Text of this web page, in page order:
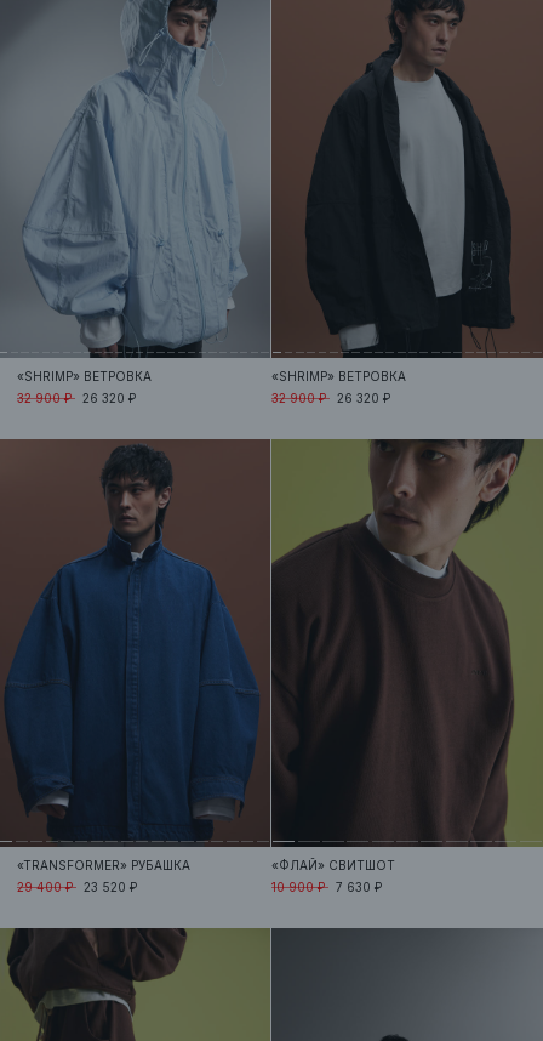
«SHRIMP» ВЕТРОВКА
32 900 ₽ 26 320 ₽
«SHRIMP» ВЕТРОВКА
32 900 ₽ 26 320 ₽
«TRANSFORMER» РУБАШКА
29 400 ₽ 23 520 ₽
«ФЛАЙ» СВИТШОТ
10 900 ₽ 7 630 ₽